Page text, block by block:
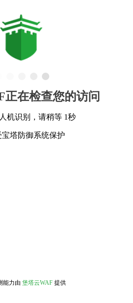
正在检查您的访问
机识别，请稍等 1秒
宝塔防御系统保护
能力由 堡塔云WAF 提供